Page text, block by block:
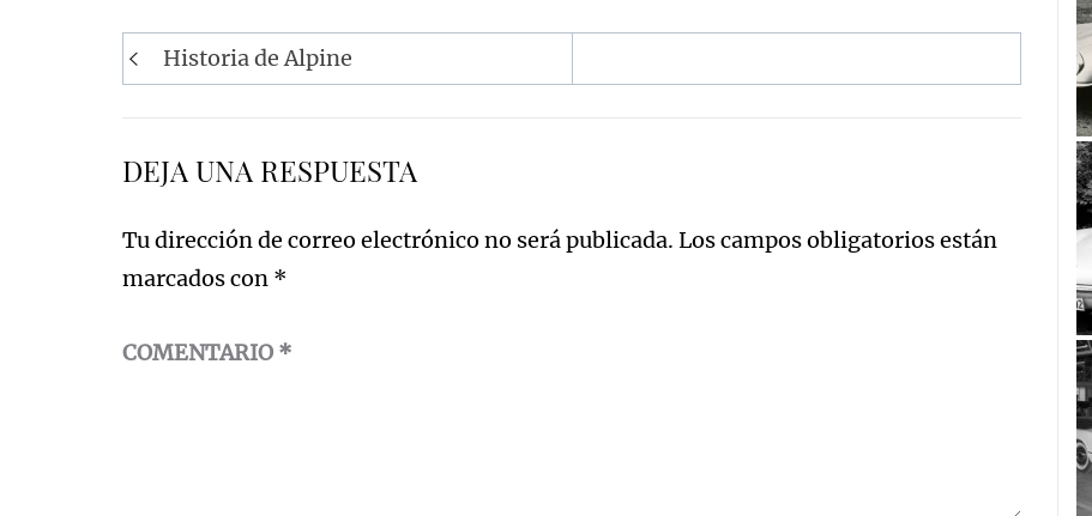
Navegación
de
Historia de Alpine
DEJA UNA RESPUESTA
Tu dirección de correo electrónico no será publicada. Los campos obligatorios están
marcados con *
COMENTARIO *